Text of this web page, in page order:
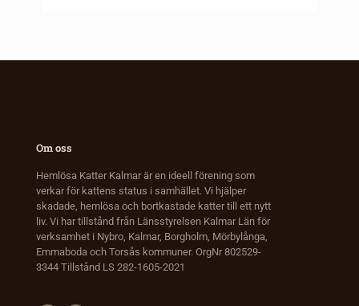
Om oss
Hemlösa Katter Kalmar är en ideell förening som
verkar för kattens status i samhället. Vi hjälper
skadade, hemlösa och bortkastade katter till ett nytt
liv. Vi har tillstånd från Länsstyrelsen Kalmar Län för
verksamhet i Nybro, Kalmar, Borgholm, Mörbylånga,
Emmaboda och Torsås kommuner. OrgNr 802529-
3344 Tillstånd LS 282-1605-2021